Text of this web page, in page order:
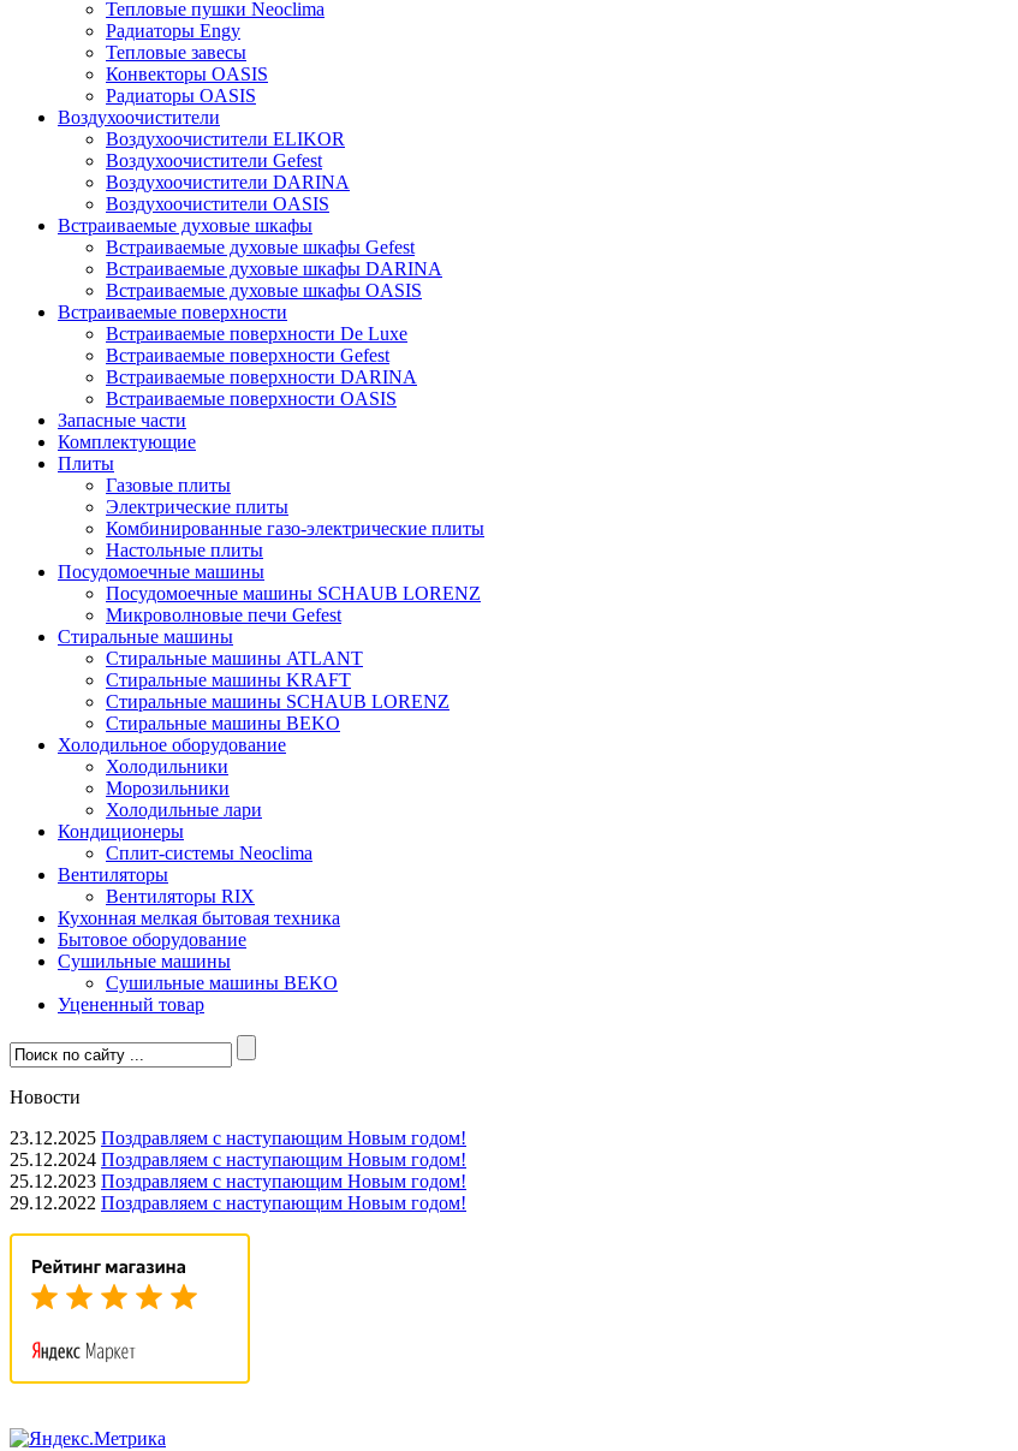
Тепловые пушки Neoclima
Радиаторы Engy
Тепловые завесы
Конвекторы OASIS
Радиаторы OASIS
Воздухоочистители
Воздухоочистители ELIKOR
Воздухоочистители Gefest
Воздухоочистители DARINA
Воздухоочистители OASIS
Встраиваемые духовые шкафы
Встраиваемые духовые шкафы Gefest
Встраиваемые духовые шкафы DARINA
Встраиваемые духовые шкафы OASIS
Встраиваемые поверхности
Встраиваемые поверхности De Luxe
Встраиваемые поверхности Gefest
Встраиваемые поверхности DARINA
Встраиваемые поверхности OASIS
Запасные части
Комплектующие
Плиты
Газовые плиты
Электрические плиты
Комбинированные газо-электрические плиты
Настольные плиты
Посудомоечные машины
Посудомоечные машины SCHAUB LORENZ
Микроволновые печи Gefest
Стиральные машины
Стиральные машины ATLANT
Стиральные машины KRAFT
Стиральные машины SCHAUB LORENZ
Стиральные машины BEKO
Холодильное оборудование
Холодильники
Морозильники
Холодильные лари
Кондиционеры
Сплит-системы Neoclima
Вентиляторы
Вентиляторы RIX
Кухонная мелкая бытовая техника
Бытовое оборудование
Сушильные машины
Сушильные машины BEKO
Уцененный товар
Новости
23.12.2025 Поздравляем с наступающим Новым годом!
25.12.2024 Поздравляем с наступающим Новым годом!
25.12.2023 Поздравляем с наступающим Новым годом!
29.12.2022 Поздравляем с наступающим Новым годом!